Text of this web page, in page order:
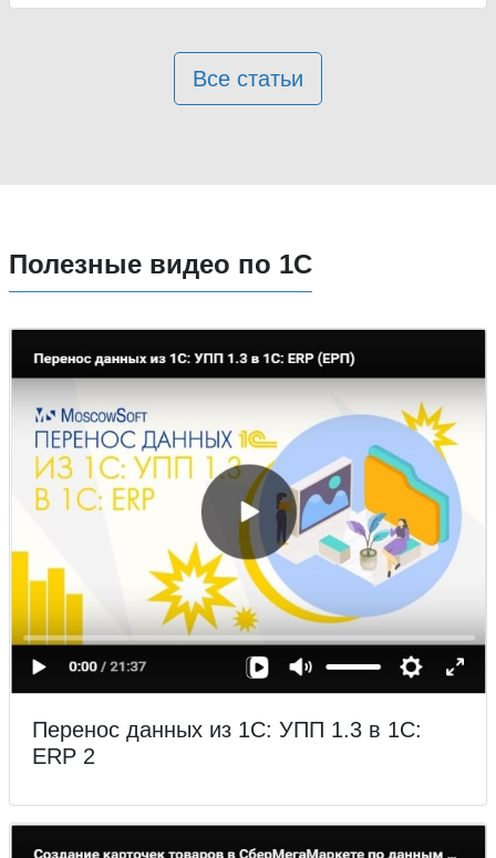
Все статьи
Полезные видео по 1С
Перенос данных из 1С: УПП 1.3 в 1С:
ERP 2